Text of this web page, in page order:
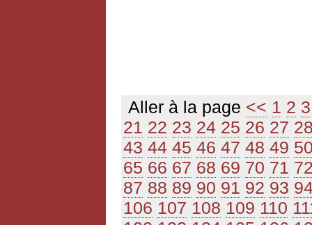
Aller à la page << 1 2 3
21 22 23 24 25 26 27
43 44 45 46 47 48 49
65 66 67 68 69 70 71
87 88 89 90 91 92 93
106 107 108 109 110